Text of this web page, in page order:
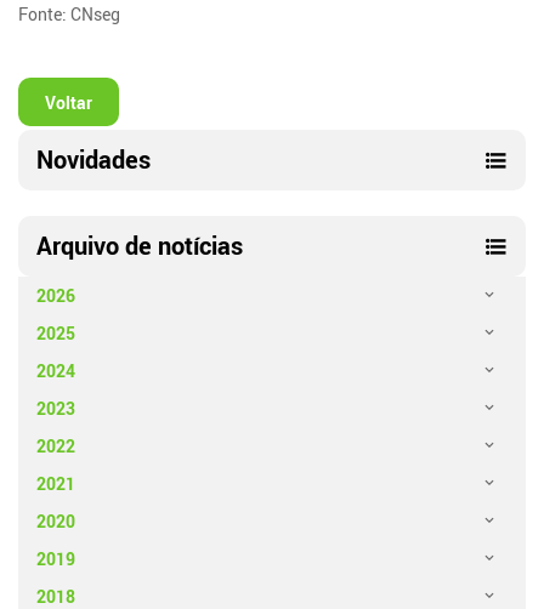
Fonte: CNseg
Voltar
Novidades
Arquivo de notícias
2026
2025
2024
2023
2022
2021
2020
2019
2018